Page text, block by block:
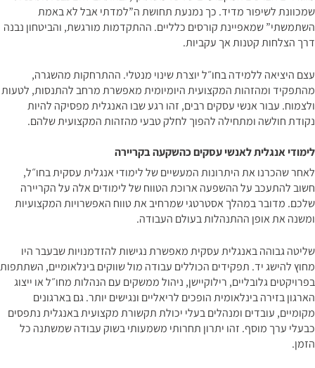
שמכוונת לשיפור מדיד. כך נמנעת תחושת ה”למדתי אבל לא באמת
השתמשתי” שמאפיינת קורסים כלליים. ההתקדמות מורגשת, והביטחון נבנה
דרך הצלחות קטנות אך עקביות.
עצם היציאה ללמידה בחו״ל יוצרת שינוי מנטלי. ההתרחקות מהשגרה,
מהתפקיד ומהזהות המקצועית היומיומית מאפשרת מרחב להתנסות, לטעות
ולצמוח. עבור אנשי עסקים רבים, זהו רגע שבו האנגלית מפסיקה להיות
נקודת חולשה ומתחילה להפוך לחלק טבעי מהזהות המקצועית שלהם.
לימודי אנגלית לאנשי עסקים כהשקעה בקריירה
לאחר שהכרנו את היתרונות המעשיים של לימודי אנגלית עסקית בחו״ל,
חשוב להתעכב על ההשפעה ארוכת הטווח של לימודים אלה על הקריירה
שלכם. מדובר במהלך אסטרטגי שמרחיב את טווח האפשרויות המקצועיות
ומשנה את אופן ההתנהלות בעולם העבודה.
שליטה גבוהה באנגלית עסקית מאפשרת נגישות להזדמנויות שבעבר היו
מחוץ להישג יד. תפקידים הכוללים עבודה מול שווקים בינלאומיים, השתתפות
בפרויקטים גלובליים, רילוקיישן, ניהול ממשקים עם הנהלות מחו״ל או ייצוג
הארגון בזירה בינלאומית הופכים לריאליים ונגישים יותר. גם בארגונים
מקומיים, עובדים ומנהלים בעלי יכולת תקשורת מקצועית באנגלית נתפסים
כבעלי ערך מוסף. זהו יתרון תחרותי משמעותי בשוק עבודה שמשתנה כל
הזמן.